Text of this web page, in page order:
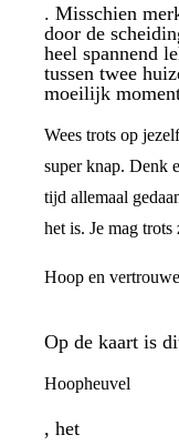
. Misschien
door de
heel spannend
tussen twee
moeilijk
Wees trots op
super knap. Denk
tijd allemaal
het is. Je mag trots
Hoop en
Op de kaart is
Hoopheuvel
, het